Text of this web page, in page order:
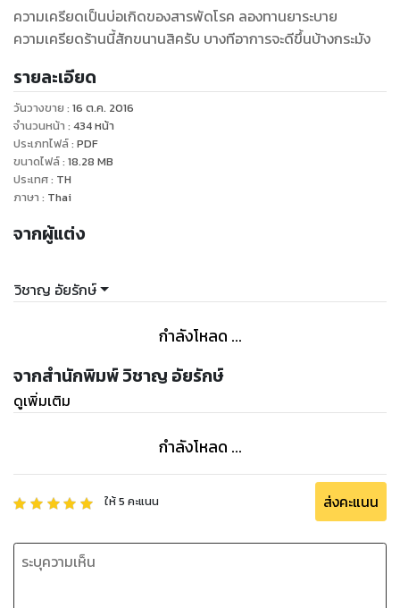
ความเครียดเป็นบ่อเกิดของสารพัดโรค ลองทานยาระบาย
ความเครียดร้านนี้สักขนานสิครับ บางทีอาการจะดีขึ้นบ้างกระมัง
รายละเอียด
วันวางขาย : 16 ต.ค. 2016
จำนวนหน้า : 434หน้า
ประเภทไฟล์: PDF
ขนาดไฟล์: 18.28 MB
ประเทศ: TH
ภาษา : Thai
จากผู้แต่ง
วิชาญ อัยรักษ์
กำลังโหลด ...
จากสำนักพิมพ์ วิชาญ อัยรักษ์
ดูเพิ่มเติม
กำลังโหลด ...
ให้5 คะแนน ส่งคะแนน